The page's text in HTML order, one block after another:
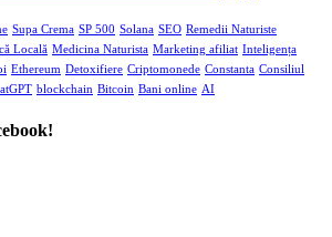
Supa Crema SP 500 Solana SEO Remedii Naturiste
Locală Medicina Naturista Marketing afiliat Inteligența
Ethereum Detoxifiere Criptomonede Constanta Consiliul
blockchain Bitcoin Bani online AI